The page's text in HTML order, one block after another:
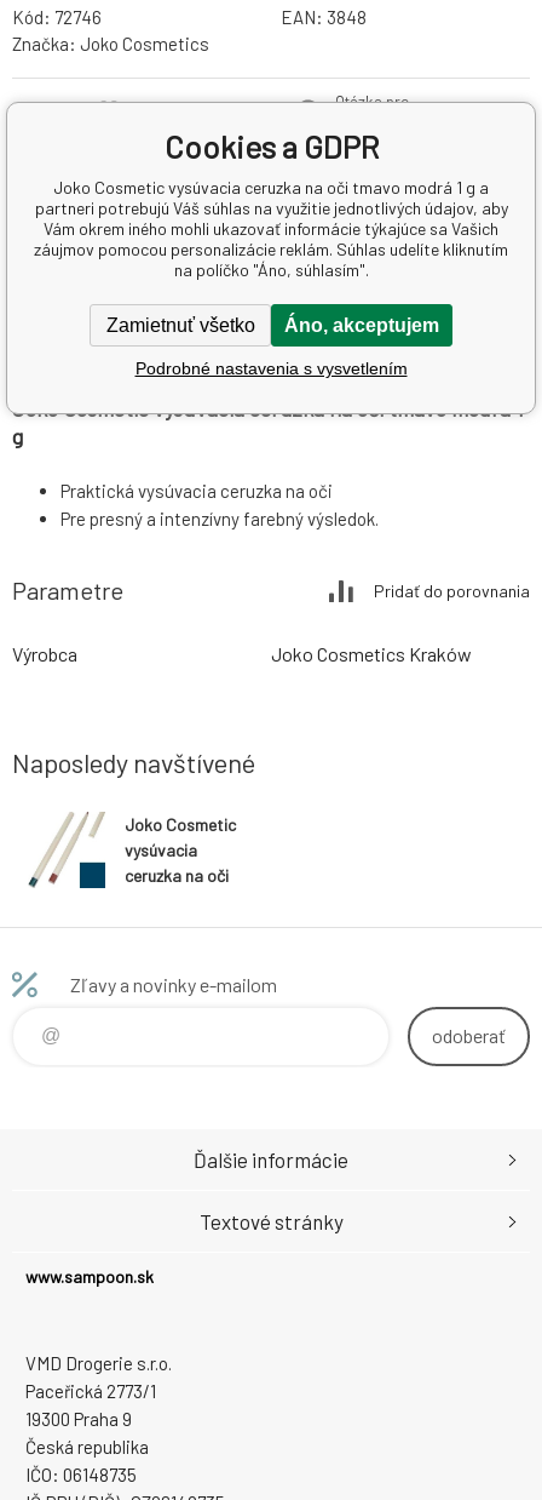
Kód: 72746 EAN: 3848
Značka: Joko Cosmetics
Pridať do porovnania
Otázka pre
Stráženie
produktu
Zdieľať
Popis a parametre Recenzia (0)
Joko Cosmetic vysúvacia ceruzka na oči tmavo modrá 1
g
Praktická vysúvacia ceruzka na oči
Pre presný a intenzívny farebný výsledok.
Parametre Pridať do porovnania
Výrobca Joko Cosmetics Kraków
Naposledy navštívené
Joko Cosmetic
vysúvacia
ceruzka na oči
g
Zľavy a novinky e-mailom
odoberať
www.sampoon.sk
VMD Drogerie s.r.o.
Paceřická 2773/1
19300 Praha 9
Česká republika
IČO: 06148735
Ďalšie informácie
Textové stránky
Cookies a GDPR
Joko Cosmetic vysúvacia ceruzka na oči tmavo modrá 1 g a
partneri potrebujú Váš súhlas na využitie jednotlivých údajov, aby
Vám okrem iného mohli ukazovať informácie týkajúce sa Vašich
záujmov pomocou personalizácie reklám. Súhlas udelíte kliknutím
na políčko "Áno, súhlasím".
Zamietnuť všetko Áno, akceptujem
Podrobné nastavenia s vysvetlením